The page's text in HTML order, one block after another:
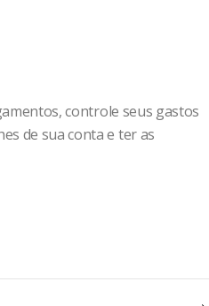
controle seus gastos
de sua conta e ter as